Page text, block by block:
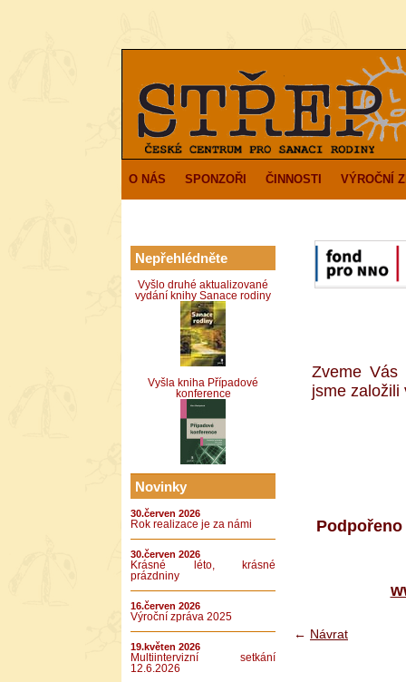
O NÁS SPONZOŘI ČINNOSTI VÝROČNÍ
Nepřehlédněte
Vyšlo druhé aktualizované
vydání knihy Sanace rodiny
Vyšla kniha Případové
konference
Novinky
30.červen 2026
Rok realizace je za námi
30.červen 2026
Krásné léto, krásné
prázdniny
16.červen 2026
Výroční zpráva 2025
19.květen 2026
Multiintervizní setkání
12.6.2026
Zveme
jsme
← Návrat